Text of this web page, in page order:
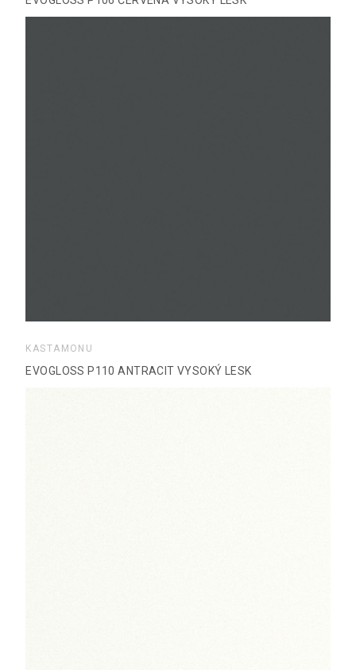
KASTAMONU
EVOGLOSS P110 ANTRACIT VYSOKÝ LESK